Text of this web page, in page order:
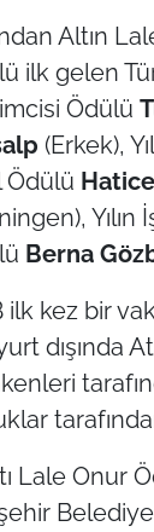
Altın
ilk gelen
Ödülü
(Erkek),
Ödülü
Yılın
Berna
ilk kez bir
dışında
Lale Onur